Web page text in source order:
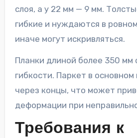
слоя, а у 22 мм — 9 мм.
гибкие и нуждаются в
иначе могут искривляться.
Планки длиной более 350 мм
гибкости. Паркет в основном
через концы, что может
деформации при
Требования к